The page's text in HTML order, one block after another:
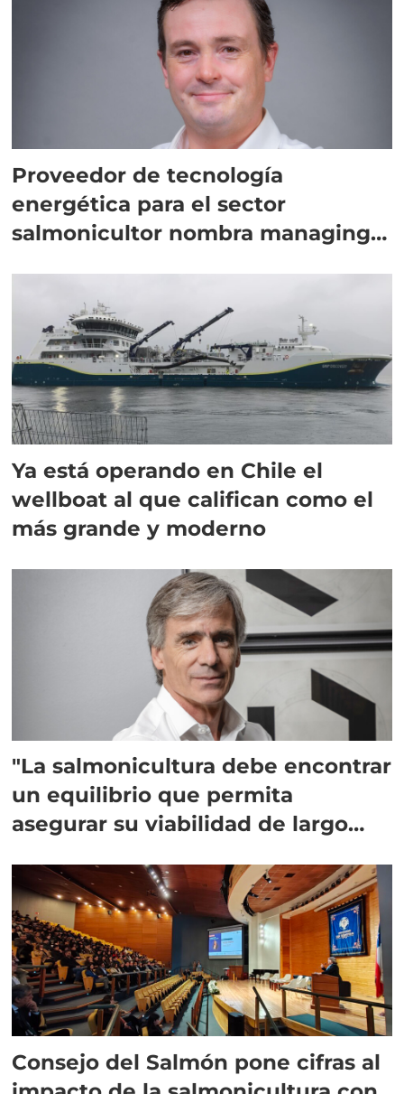
Proveedor de tecnología
energética para el sector
salmonicultor nombra managing
Ya está operando en Chile el
wellboat al que califican como el
más grande y moderno
"La salmonicultura debe encontrar
un equilibrio que permita
asegurar su viabilidad de largo
Consejo del Salmón pone cifras al